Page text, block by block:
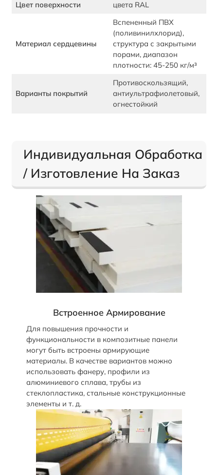
Цвет поверхности
цвета RAL
Материал сердцевины
Вспененный ПВХ
(поливинилхлорид),
структура с закрытыми
порами, диапазон
плотности: 45-250 кг/м³
Варианты покрытий
Противоскользящий,
антиультрафиолетовый,
огнестойкий
Индивидуальная Обработка
/ Изготовление На Заказ
Встроенное Армирование
Для повышения прочности и
функциональности в композитные панели
могут быть встроены армирующие
материалы. В качестве вариантов можно
использовать фанеру, профили из
алюминиевого сплава, трубы из
стеклопластика, стальные конструкционные
элементы и т. д.